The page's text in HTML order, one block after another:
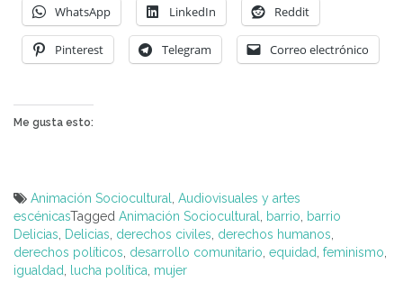
WhatsApp LinkedIn Reddit
Pinterest Telegram Correo electrónico
Me gusta esto:
Animación Sociocultural
Audiovisuales y artes
escénicasTagged Animación Sociocultural barrio
barrio
Delicias
Delicias derechos civiles derechos humanos
derechos políticos desarrollo comunitario equidad feminismo
igualdad
lucha política mujer